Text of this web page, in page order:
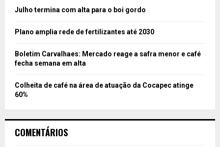
Julho termina com alta para o boi gordo
Plano amplia rede de fertilizantes até 2030
Boletim Carvalhaes: Mercado reage a safra menor e café
fecha semana em alta
Colheita de café na área de atuação da Cocapec atinge
60%
COMENTÁRIOS